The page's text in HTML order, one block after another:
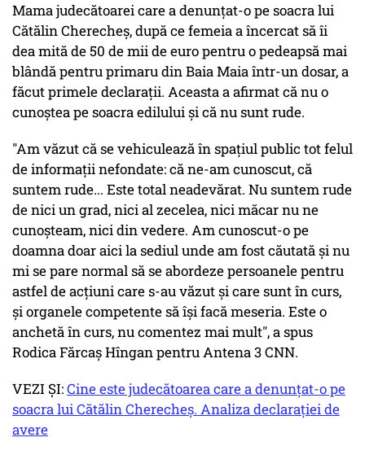
Mama judecătoarei care a denunțat-o pe soacra lui
Cătălin Cherecheș, după ce femeia a încercat să îi
dea mită de 50 de mii de euro pentru o pedeapsă mai
blândă pentru primaru din Baia Maia într-un dosar, a
făcut primele declarații. Aceasta a afirmat că nu o
cunoștea pe soacra edilului și că nu sunt rude.
"Am văzut că se vehiculează în spațiul public tot felul
de informații nefondate: că ne-am cunoscut, că
suntem rude... Este total neadevărat. Nu suntem rude
de nici un grad, nici al zecelea, nici măcar nu ne
cunoșteam, nici din vedere. Am cunoscut-o pe
doamna doar aici la sediul unde am fost căutată și nu
mi se pare normal să se abordeze persoanele pentru
astfel de acțiuni care s-au văzut și care sunt în curs,
și organele competente să își facă meseria. Este o
anchetă în curs, nu comentez mai mult", a spus
Rodica Fărcaș Hîngan pentru Antena 3 CNN.
VEZI ȘI:Cine este judecătoarea care a denunțat-o pe
soacra lui Cătălin Cherecheș. Analiza declarației de
avere